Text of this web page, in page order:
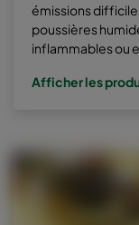
émissions
poussières
inflammables ou
Afficher les